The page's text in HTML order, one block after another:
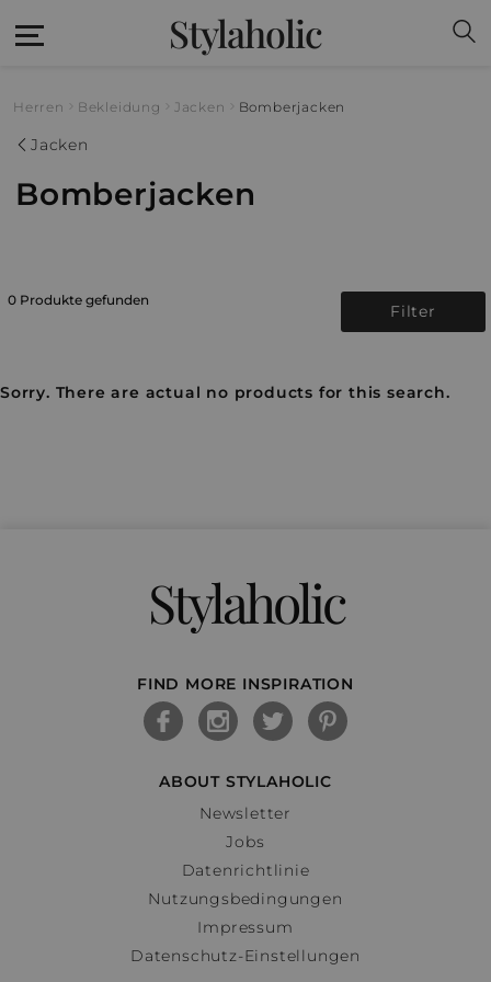
Stylaholic
Herren Bekleidung Jacken Bomberjacken
Jacken
Bomberjacken
0 Produkte gefunden
Filter
Sorry. There are actual no products for this search.
Stylaholic
FIND MORE INSPIRATION
ABOUT STYLAHOLIC
Newsletter
Jobs
Datenrichtlinie
Nutzungsbedingungen
Impressum
Datenschutz-Einstellungen